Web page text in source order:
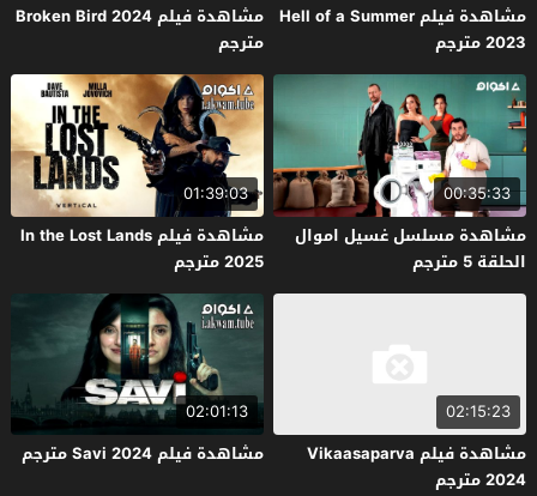
مشاهدة فيلم Hell of a Summer
2023 مترجم
مشاهدة فيلم Broken Bird 2024
مترجم
00:35:33
مشاهدة مسلسل غسيل اموال
الحلقة 5 مترجم
01:39:03
مشاهدة فيلم In the Lost Lands
2025 مترجم
02:15:23
مشاهدة فيلم Vikaasaparva
2024 مترجم
02:01:13
مشاهدة فيلم Savi 2024 مترجم